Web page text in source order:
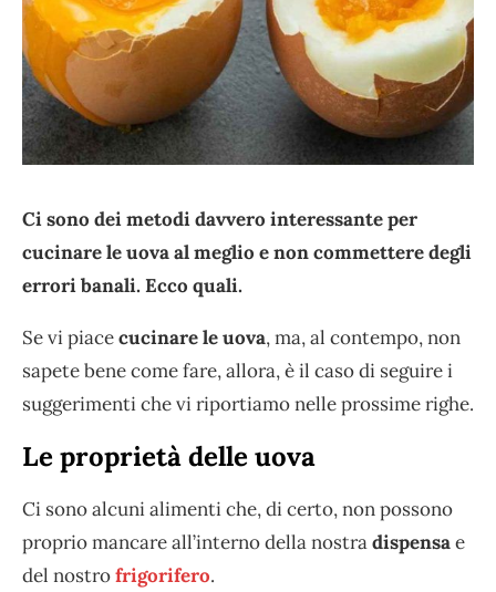
Ci sono dei metodi davvero interessante per
cucinare le uova al meglio e non commettere degli
errori banali. Ecco quali.
Se vi piacecucinare le uova, ma, al contempo, non
sapete bene come fare, allora, è il caso di seguire i
suggerimenti che vi riportiamo nelle prossime righe.
Le proprietà delle uova
Ci sono alcuni alimenti che, di certo, non possono
proprio mancare all’interno della nostradispensae
del nostrofrigorifero.